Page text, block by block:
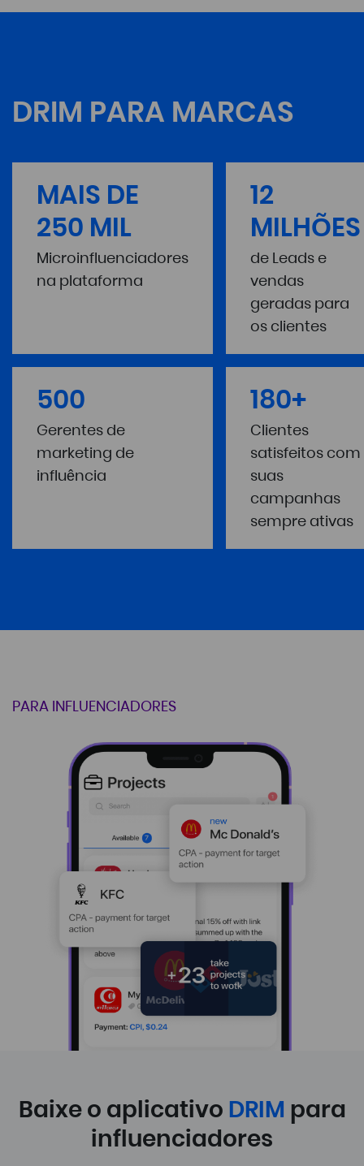
DRIM PARA MARCAS
MAIS DE
250 MIL
Microinfluenciadores
na plataforma
12
MILHÕES
de Leads e
vendas
geradas para
os clientes
500
Gerentes de
marketing de
influência
180+
Clientes
satisfeitos com
suas
campanhas
sempre ativas
PARA INFLUENCIADORES
Baixe o aplicativo DRIM para
influenciadores